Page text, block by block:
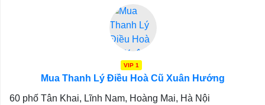
VIP 1
Mua Thanh Lý Điều Hoà Cũ Xuân Hướng
60 phố Tân Khai, Lĩnh Nam, Hoàng Mai, Hà Nội